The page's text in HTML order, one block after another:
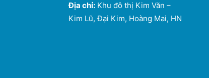
Địa chỉ: Khu đô thị Kim Văn –
Kim Lũ, Đại Kim, Hoàng Mai, HN